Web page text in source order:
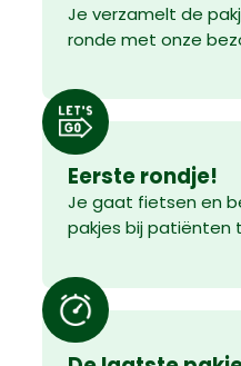
Je verzamelt de
ronde met onze
Eerste rondje!
Je gaat fietsen en
pakjes bij patiënten